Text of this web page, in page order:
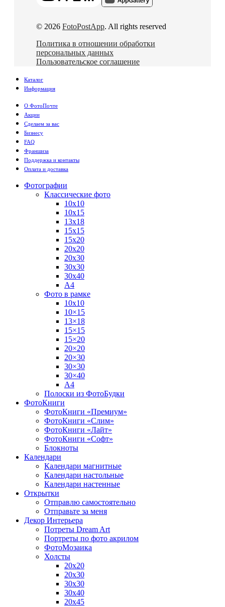
© 2026 FotoPostApp. All rights reserved
Политика в отношении обработки
персональных данных
Пользовательское соглашение
Каталог
Информация
О ФотоПочте
Акции
Сделаем за вас
Бизнесу
FAQ
Франшиза
Поддержка и контакты
Оплата и доставка
Фотографии
Классические фото
10х10
10х15
13х18
15х15
15х20
20х20
20х30
30х30
30х40
А4
Фото в рамке
10х10
10×15
13×18
15×15
15×20
20×20
20×30
30×30
30×40
A4
Полоски из ФотоБудки
ФотоКниги
ФотоКниги «Премиум»
ФотоКниги «Слим»
ФотоКниги «Лайт»
ФотоКниги «Софт»
Блокноты
Календари
Календари магнитные
Календари настольные
Календари настенные
Открытки
Отправлю самостоятельно
Отправьте за меня
Декор Интерьера
Потреты Dream Art
Портреты по фото акрилом
ФотоМозаика
Холсты
20х20
20х30
30х30
30х40
20х45